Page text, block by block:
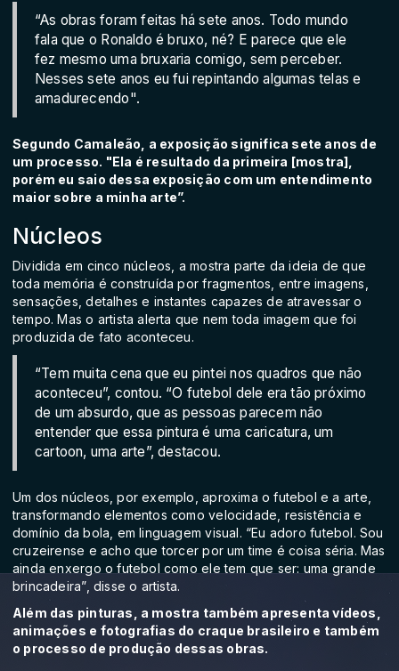
“As obras foram feitas há sete anos. Todo mundo
fala que o Ronaldo é bruxo, né? E parece que ele
fez mesmo uma bruxaria comigo, sem perceber.
Nesses sete anos eu fui repintando algumas telas e
amadurecendo".
Segundo Camaleão, a exposição significa sete anos de
um processo. "Ela é resultado da primeira [mostra],
porém eu saio dessa exposição com um entendimento
maior sobre a minha arte”.
Núcleos
Dividida em cinco núcleos, a mostra parte da ideia de que
toda memória é construída por fragmentos, entre imagens,
sensações, detalhes e instantes capazes de atravessar o
tempo. Mas o artista alerta que nem toda imagem que foi
produzida de fato aconteceu.
“Tem muita cena que eu pintei nos quadros que não
aconteceu”, contou. “O futebol dele era tão próximo
de um absurdo, que as pessoas parecem não
entender que essa pintura é uma caricatura, um
cartoon, uma arte”, destacou.
Um dos núcleos, por exemplo, aproxima o futebol e a arte,
transformando elementos como velocidade, resistência e
domínio da bola, em linguagem visual. “Eu adoro futebol. Sou
cruzeirense e acho que torcer por um time é coisa séria. Mas
ainda enxergo o futebol como ele tem que ser: uma grande
brincadeira”, disse o artista.
Além das pinturas, a mostra também apresenta vídeos,
animações e fotografias do craque brasileiro e também
o processo de produção dessas obras.